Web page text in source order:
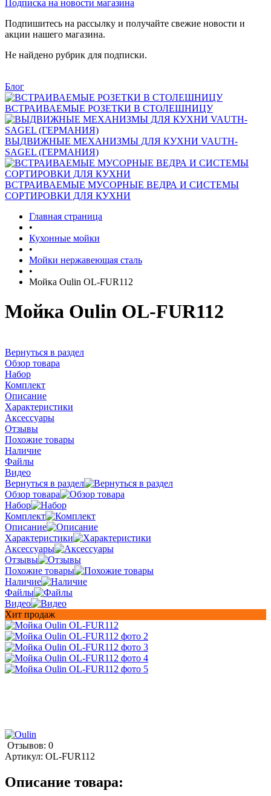
Подписка на новости магазина
Подпишитесь на рассылку и получайте свежие новости и
акции нашего магазина.
Не найдено рубрик для подписки.
Блог
ВСТРАИВАЕМЫЕ РОЗЕТКИ В СТОЛЕШНИЦУ
ВЫДВИЖНЫЕ МЕХАНИЗМЫ ДЛЯ КУХНИ VAUTH-
SAGEL (ГЕРМАНИЯ)
ВСТРАИВАЕМЫЕ МУСОРНЫЕ ВЕДРА И СИСТЕМЫ
СОРТИРОВКИ ДЛЯ КУХНИ
Главная страница
•
Кухонные мойки
•
Мойки нержавеющая сталь
•
Мойка Oulin OL-FUR112
Мойка Oulin OL-FUR112
Вернуться в раздел
Обзор товара
Набор
Комплект
Описание
Характеристики
Аксессуары
Отзывы
Похожие товары
Наличие
Файлы
Видео
Вернуться в раздел
Обзор товара
Набор
Комплект
Описание
Характеристики
Аксессуары
Отзывы
Похожие товары
Наличие
Файлы
Видео
Хит продаж
Отзывов: 0
Артикул: OL-FUR112
Описание товара: